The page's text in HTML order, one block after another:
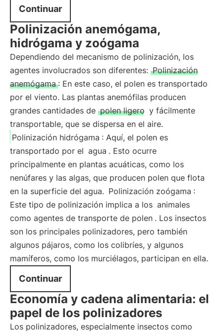
Continuar
Polinización anemógama,
hidrógama y zoógama
Dependiendo del mecanismo de polinización, los
agentes involucrados son diferentes: Polinización
anemógama : En este caso, el polen es transportado
por el viento. Las plantas anemófilas producen
grandes cantidades de polen ligero y fácilmente
transportable, que se dispersa en el aire.
Polinización hidrógama : Aquí, el polen es
transportado por el agua . Esto ocurre
principalmente en plantas acuáticas, como los
nenúfares y las algas, que producen polen que flota
en la superficie del agua. Polinización zoógama :
Este tipo de polinización implica a los animales
como agentes de transporte de polen . Los insectos
son los principales polinizadores, pero también
algunos pájaros, como los colibríes, y algunos
mamíferos, como los murciélagos, participan en ella.
Continuar
Economía y cadena alimentaria: el
papel de los polinizadores
Los polinizadores, especialmente insectos como